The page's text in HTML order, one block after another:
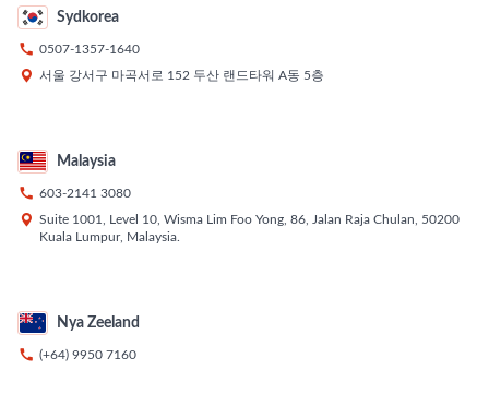
Sydkorea
 0507-1357-1640
 서울 강서구 마곡서로 152 두산 랜드타워 A동 5층
Malaysia
 603-2141 3080
 Suite 1001, Level 10, Wisma Lim Foo Yong, 86, Jalan Raja Chulan, 50200
Kuala Lumpur, Malaysia.
Nya Zeeland
 (+64) 9950 7160